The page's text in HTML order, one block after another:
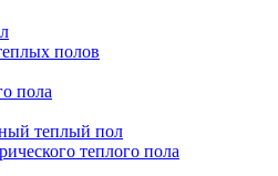
полов
пола
теплый пол
теплого пола